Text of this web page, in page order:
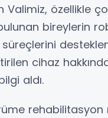
Valimiz, özellikle
bireylerin
cihaz
aldı.